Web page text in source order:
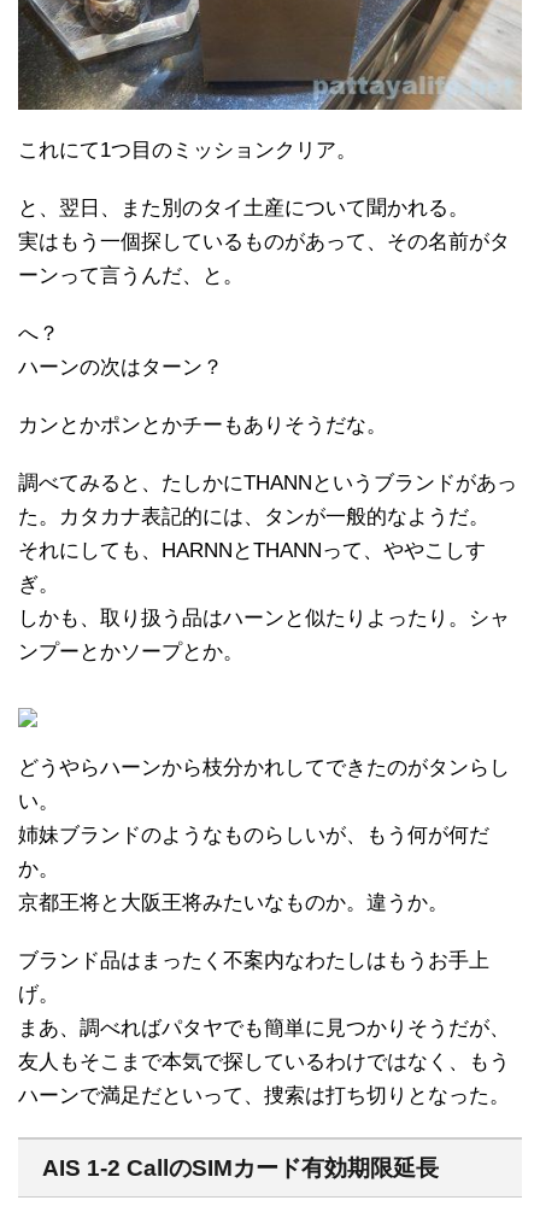
これにて1つ目のミッションクリア。
と、翌日、また別のタイ土産について聞かれる。
実はもう一個探しているものがあって、その名前がタ
ーンって言うんだ、と。
へ？
ハーンの次はターン？
カンとかポンとかチーもありそうだな。
調べてみると、たしかにTHANNというブランドがあっ
た。カタカナ表記的には、タンが一般的なようだ。
それにしても、HARNNとTHANNって、ややこしす
ぎ。
しかも、取り扱う品はハーンと似たりよったり。シャ
ンプーとかソープとか。
どうやらハーンから枝分かれしてできたのがタンらし
い。
姉妹ブランドのようなものらしいが、もう何が何だ
か。
京都王将と大阪王将みたいなものか。違うか。
ブランド品はまったく不案内なわたしはもうお手上
げ。
まあ、調べればパタヤでも簡単に見つかりそうだが、
友人もそこまで本気で探しているわけではなく、もう
ハーンで満足だといって、捜索は打ち切りとなった。
AIS 1-2 CallのSIMカード有効期限延長